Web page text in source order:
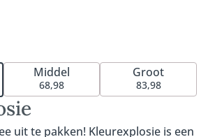
uit te pakken! Kleurexplosie is een
Middel
68,98
Groot
83,98